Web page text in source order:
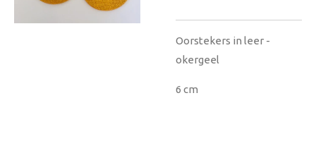
Oorstekers in leer -
okergeel
6 cm